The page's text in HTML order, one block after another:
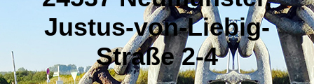
Justus-von-Liebig-
Straße 2-4